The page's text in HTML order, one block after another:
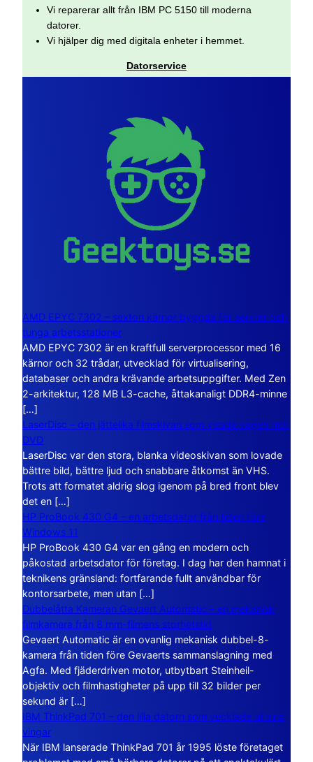
Vi reparerar allt från IBM PC 5150 till moderna
datorer.
Vi hjälper dig med digitala enheter i hemmet.
Datorservice
AMD EPYC 7302 – sexton kärnor byggda för servrar och
tunga arbetsstationer
AMD EPYC 7302 är en kraftfull serverprocessor med 16
kärnor och 32 trådar, utvecklad för virtualisering,
databaser och andra krävande arbetsuppgifter. Med Zen
2-arkitektur, 128 MB L3-cache, åttakanaligt DDR4-minne
[…]
LaserDisc – den jättelika filmskivan som visade vägen mot
DVD
LaserDisc var den stora, blanka videoskivan som lovade
bättre bild, bättre ljud och snabbare åtkomst än VHS.
Trots att formatet aldrig slog igenom på bred front blev
det en […]
HP ProBook 430 G4 – en arbetsdator från tiden före
Windows 11
HP ProBook 430 G4 var en gång en modern och
påkostad arbetsdator för företag. I dag har den hamnat i
teknikens gränsland: fortfarande fullt användbar för
kontorsarbete, men utan […]
Dubbelåtta Kameran Gevaert Automatic – en mekanisk
filmkamera från 8 mm-filmens storhetstid
Gevaert Automatic är en ovanlig mekanisk dubbel-8-
kamera från tiden före Gevaerts sammanslagning med
Agfa. Med fjäderdriven motor, utbytbart Steinheil-
objektiv och filmhastigheter på upp till 32 bilder per
sekund är […]
IBM ThinkPad 701 – den lilla datorn som vecklade ut sina
vingar
När IBM lanserade ThinkPad 701 år 1995 löste företaget